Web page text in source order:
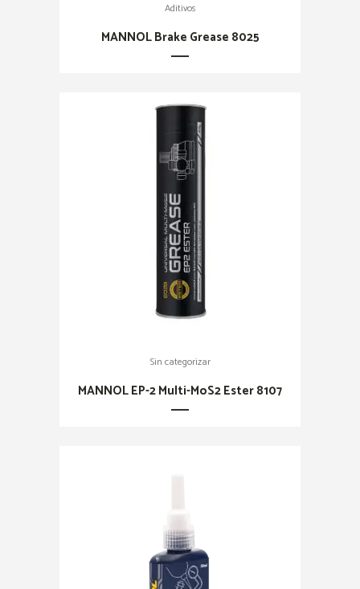
Aditivos
MANNOL Brake Grease 8025
Sin categorizar
MANNOL EP-2 Multi-MoS2 Ester 8107